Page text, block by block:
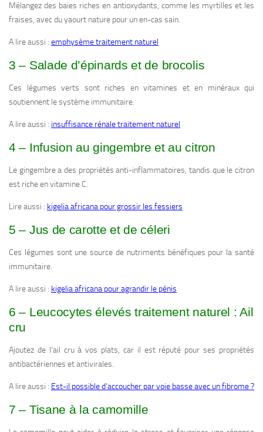
Mélangez des baies riches en antioxydants, comme les myrtilles et les
fraises, avec du yaourt nature pour un en-cas sain.
A lire aussi : emphysème traitement naturel
3 – Salade d’épinards et de brocolis
Ces légumes verts sont riches en vitamines et en minéraux qui
soutiennent le système immunitaire.
A lire aussi : insuffisance rénale traitement naturel
4 – Infusion au gingembre et au citron
Le gingembre a des propriétés anti-inflammatoires, tandis que le citron
est riche en vitamine C.
Lire aussi : kigelia africana pour grossir les fessiers
5 – Jus de carotte et de céleri
Ces légumes sont une source de nutriments bénéfiques pour la santé
immunitaire.
A lire aussi : kigelia africana pour agrandir le pénis
6 – Leucocytes élevés traitement naturel : Ail
cru
Ajoutez de l’ail cru à vos plats, car il est réputé pour ses propriétés
antibactériennes et antivirales.
A lire aussi : Est-il possible d’accoucher par voie basse avec un fibrome ?
7 – Tisane à la camomille